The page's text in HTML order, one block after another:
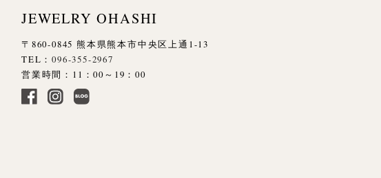
JEWELRY OHASHI
〒860-0845 熊本県熊本市中央区上通1-13
TEL：096-355-2967
営業時間：11：00～19：00